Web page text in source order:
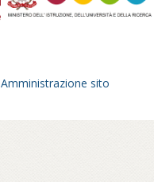
Amministrazione sito